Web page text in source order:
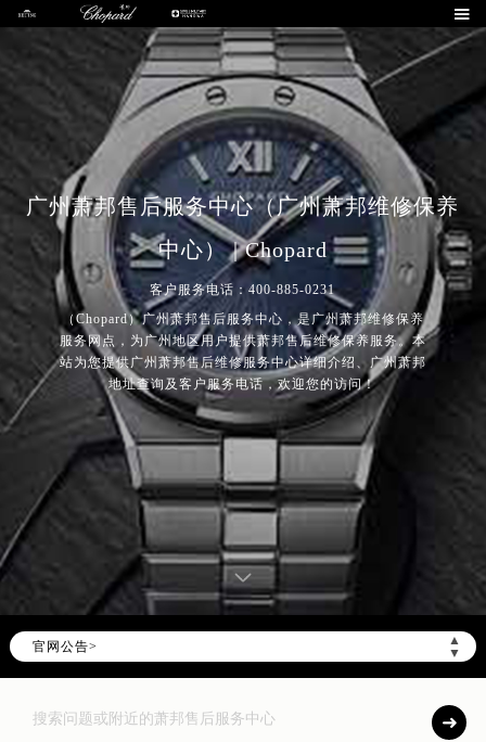

广州萧邦售后服务中心（广州萧邦维修保养
中心） | Chopard
客户服务电话：400-885-0231
（Chopard）广州萧邦售后服务中心，是广州萧邦维修保养
服务网点，为广州地区用户提供萧邦售后维修保养服务。本
站为您提供广州萧邦售后维修服务中心详细介绍、广州萧邦
地址查询及客户服务电话，欢迎您的访问！
官网公告>
▲
▼